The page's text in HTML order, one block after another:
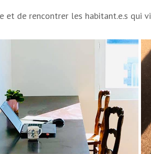
et de rencontrer les habitant.e.s